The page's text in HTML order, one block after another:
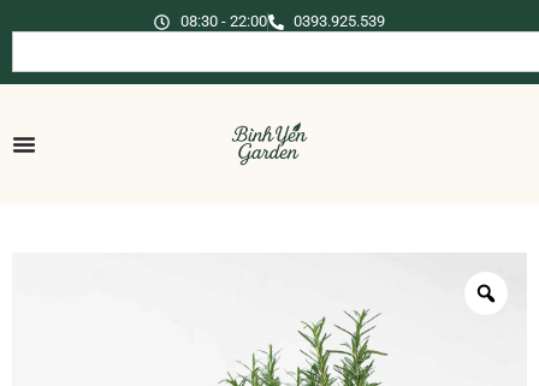
08:30 - 22:00 0393.925.539